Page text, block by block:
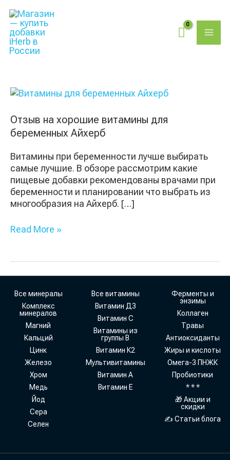
содержимому
Отзыв на хорошие витамины для
беременных Айхерб
Витамины при беременности лучше выбирать
самые лучшие. В обзоре рассмотрим какие
пищевые добавки рекомендованы врачами при
беременности и планировании что выбрать из
многообразия на Айхерб. […]
Отзыв
хорошие
витамины
для
беременных
Айхерб
Read More »
Все минералы
Комплекс
минералов
Магний
Кальций
Цинк
Железо
Хром
Медь
Йод
Сера
Селен
Все витамины
Витамин Д3
Витамин С
Витамины из
группы В
Витамин К2
Мультивитамины
Витамин А
Витамин Е
Ферменты и
энзимы
Коллаген
Травы
Антиоксиданты
Жиры и кислоты
Омега-3 ПНЖК
Пробиотики
* * *
🎁 Акции и
скидки
✍ Статьи блога
товаров